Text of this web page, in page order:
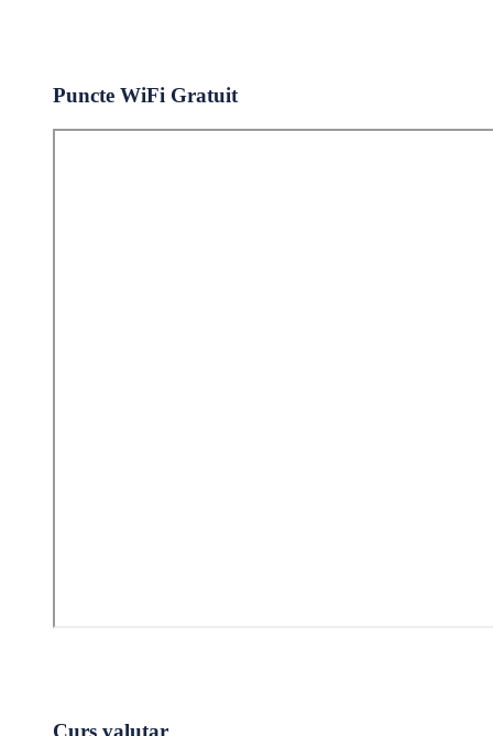
Puncte WiFi Gratuit
Curs valutar